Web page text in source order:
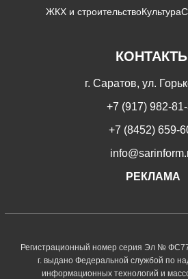
ЖКХ и строительствоКультура
г. Саратов, ул.
+7 (917) 982-
+7 (8452) 659-
РЕКЛАМА
Регистрационный номер серия Эл №
г. выдано Федеральной службой по
информационных технологий и